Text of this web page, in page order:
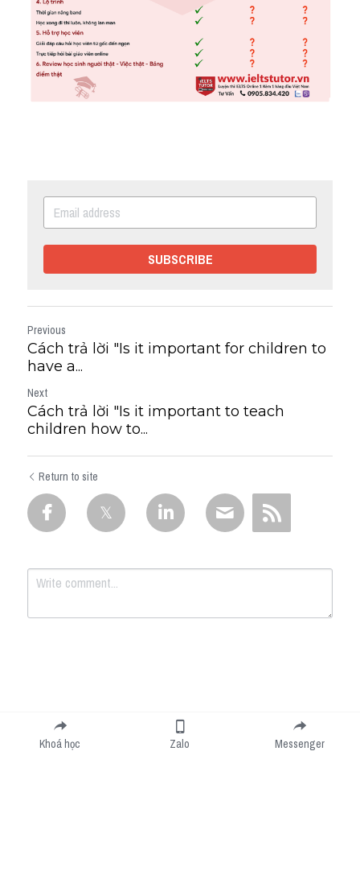
SUBSCRIBE
Previous
Cách trả lời "Is it important for children to
have a...
Next
Cách trả lời "Is it important to teach
children how to...
Return to site
Submit
Khoá học Zalo Messenger